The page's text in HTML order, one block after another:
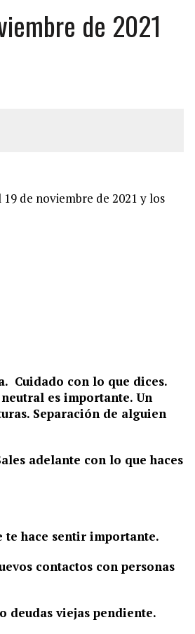
PERSONAS ADENTRO
DE SU CASA
FAMILIAR
de 2021
de noviembre de 2021 y los
Cuidado con lo que dices.
es importante. Un
Separación de alguien
adelante con lo que haces
te hace sentir importante.
contactos con personas
deudas viejas pendiente.